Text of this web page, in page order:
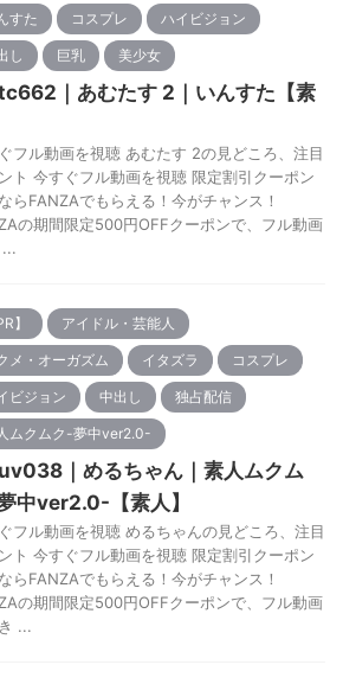
すた コスプレ ハイビジョン
し 巨乳 美少女
｜あむたす 2｜いんすた【素
フル動画を視聴 あむたす 2の見どころ、注目
ト 今すぐフル動画を視聴 限定割引クーポン
らFANZAでもらえる！今がチャンス！
の期間限定500円OFFクーポンで、フル動画
】 アイドル・芸能人
メ・オーガズム イタズラ コスプレ
ビジョン 中出し 独占配信
ムクムク-夢中ver2.0-
｜めるちゃん｜素人ムクム
中ver2.0-【素人】
フル動画を視聴 めるちゃんの見どころ、注目
ト 今すぐフル動画を視聴 限定割引クーポン
らFANZAでもらえる！今がチャンス！
の期間限定500円OFFクーポンで、フル動画
...